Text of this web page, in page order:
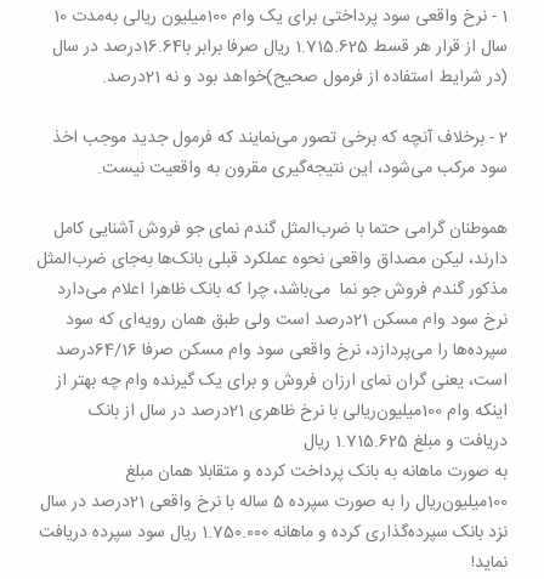
1 -
نرخ واقعی سود پرداختی برای یک وام 100‌میلیون‌ ریالی به‌مدت 10
سال از قرار هر قسط 1.715.625‌
ریال صرفا برابر با16.64‌درصد در سال
(در شرایط استفاده از فرمول صحیح)خواهد بود و نه 21‌درصد
.
2 - برخلاف آنچه که برخی تصور می‌نمایند که فرمول جدید موجب اخذ
سود مرکب می‌شود، این نتیجه‌گیری مقرون به واقعیت نیست.
هموطنان گرامی حتما با ضرب‌المثل گندم نمای جو فروش آشنایی کامل
دارند، لیکن مصداق واقعی نحوه عملکرد قبلی بانک‌ها به‌جای ضرب‌المثل
مذکور گندم فروش جو نما می‌باشد، چرا که بانک ظاهرا اعلام می‌دارد
نرخ سود وام مسکن 21‌درصد است ولی طبق همان رویه‌ای که سود
سپرده‌ها را می‌پردازد، نرخ واقعی سود وام مسکن صرفا 64/16‌درصد
است، یعنی گران نمای ارزان فروش و برای یک گیرنده وام چه بهتر از
اینکه وام100‌میلیون‌ریالی با نرخ ظاهری 21‌درصد در سال از بانک
دریافت و مبلغ 1.715.625 ‌ریال
به صورت ماهانه به بانک پرداخت کرده و متقابلا همان مبلغ
100‌میلیون‌ریال را به صورت سپرده 5 ساله با نرخ واقعی 21‌درصد در سال
نزد بانک سپرده‌گذاری کرده و ماهانه 1.750.000 ریال سود سپرده دریافت
نماید!